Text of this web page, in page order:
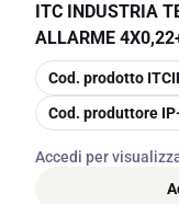
ITC INDUSTRIA
ALLARME
copia
Cod. prodotto
copia
Cod. produttore
Accedi per